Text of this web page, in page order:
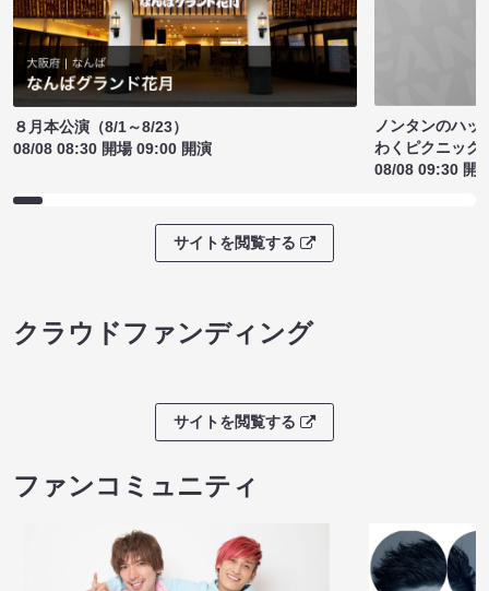
８月本公演（8/1～8/23）
08/08 08:30 開場 09:00 開演
ノンタンのハッ
わくピクニック
08/08 09:30 開
サイトを閲覧する
クラウドファンディング
サイトを閲覧する
ファンコミュニティ